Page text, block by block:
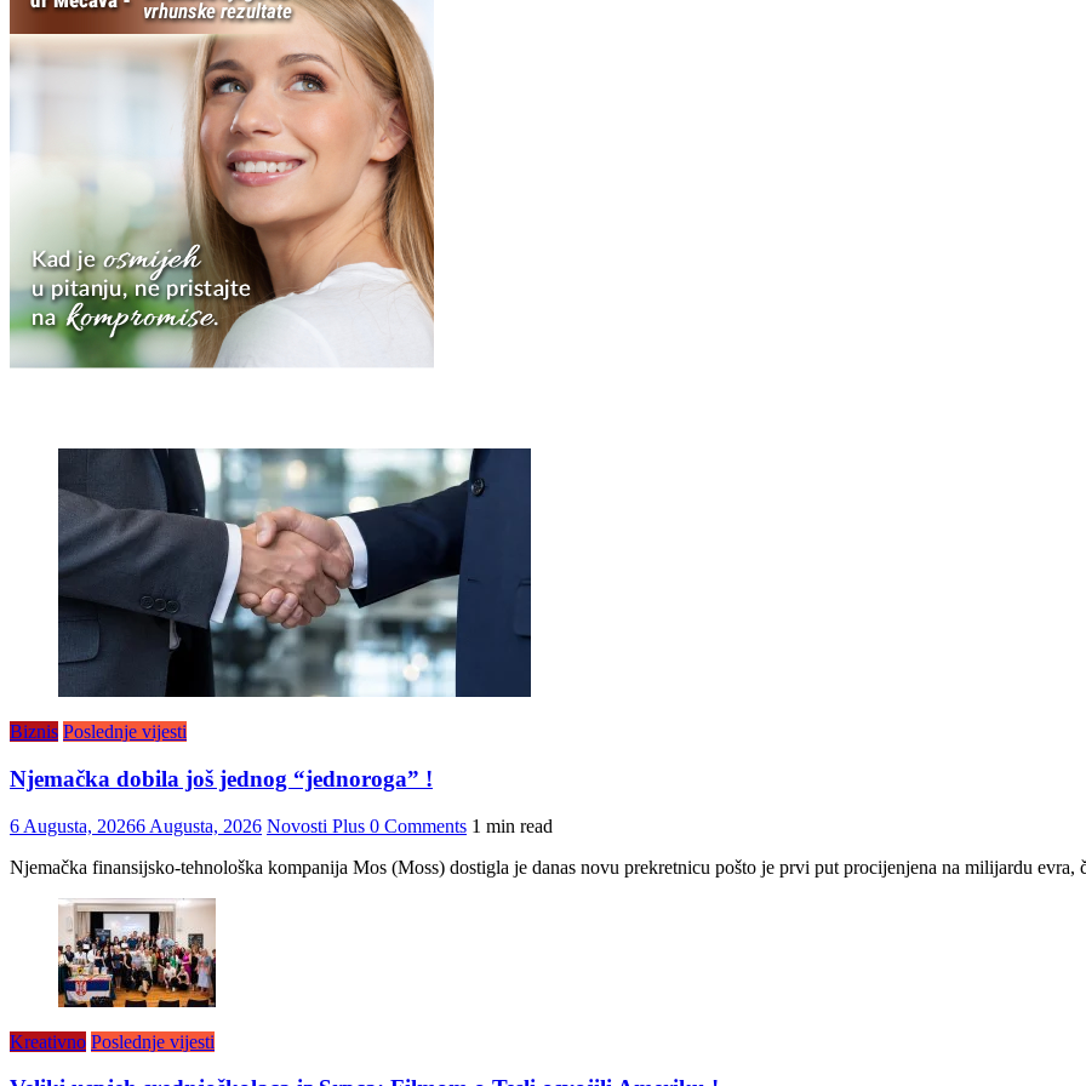
Biznis Poslednje vijesti
Njemačka dobila još jednog “jednoroga” !
6 Augusta, 20266 Augusta, 2026 Novosti Plus 0 Comments 1 min read
Njemačka finansijsko-tehnološka kompanija Mos (Moss) dostigla je danas novu prekretnicu pošto je prvi put procijenjena na milijardu evra,
Kreativno Poslednje vijesti